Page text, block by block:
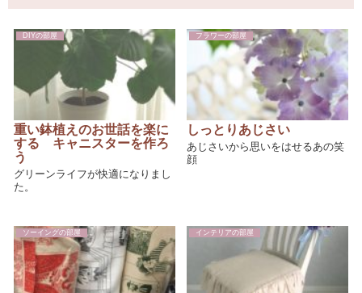
DIYの部屋
重い鉢植えのお世話を楽に
する キャニスターを作ろ
う
グリーンライフが快適になりまし
た。
フラワーの部屋
しっとりあじさい
あじさいから思いをはせるあの笑
顔
ソーイングの部屋 インテリアの部屋